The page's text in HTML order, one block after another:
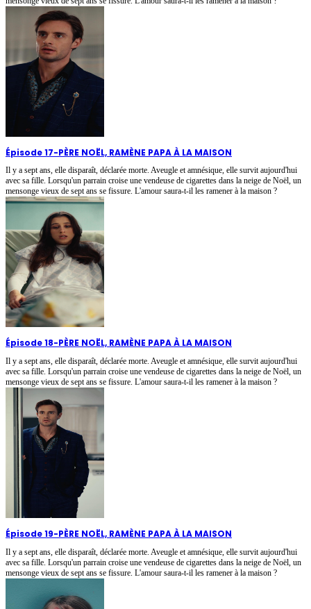
Épisode 17-PÈRE NOËL, RAMÈNE PAPA À LA MAISON
Il y a sept ans, elle disparaît, déclarée morte. Aveugle et amnésique, elle survit aujourd'hui
avec sa fille. Lorsqu'un parrain croise une vendeuse de cigarettes dans la neige de Noël, un
mensonge vieux de sept ans se fissure. L'amour saura-t-il les ramener à la maison ?
Épisode 18-PÈRE NOËL, RAMÈNE PAPA À LA MAISON
Il y a sept ans, elle disparaît, déclarée morte. Aveugle et amnésique, elle survit aujourd'hui
avec sa fille. Lorsqu'un parrain croise une vendeuse de cigarettes dans la neige de Noël, un
mensonge vieux de sept ans se fissure. L'amour saura-t-il les ramener à la maison ?
Épisode 19-PÈRE NOËL, RAMÈNE PAPA À LA MAISON
Il y a sept ans, elle disparaît, déclarée morte. Aveugle et amnésique, elle survit aujourd'hui
avec sa fille. Lorsqu'un parrain croise une vendeuse de cigarettes dans la neige de Noël, un
mensonge vieux de sept ans se fissure. L'amour saura-t-il les ramener à la maison ?